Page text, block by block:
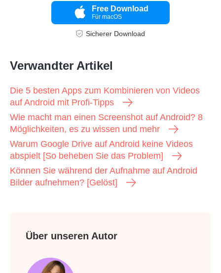
Free Download
Für macOS
Sicherer Download
Verwandter Artikel
Die 5 besten Apps zum Kombinieren von Videos
auf Android mit Profi-Tipps
Wie macht man einen Screenshot auf Android? 8
Möglichkeiten, es zu wissen und mehr
Warum Google Drive auf Android keine Videos
abspielt [So beheben Sie das Problem]
Können Sie während der Aufnahme auf Android
Bilder aufnehmen? [Gelöst]
Über unseren Autor